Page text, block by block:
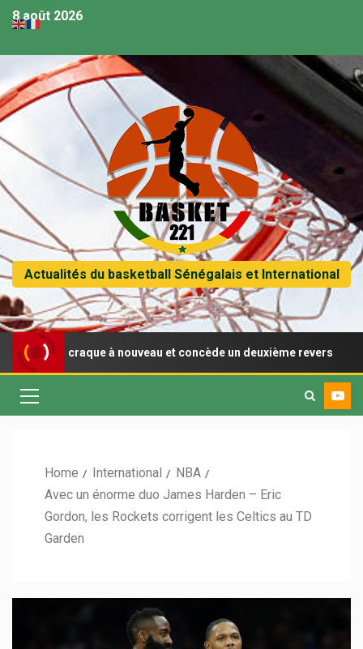
8 août 2026
Actualités du basketball Sénégalais et International
craque à nouveau et concède un deuxième revers
Home International
NBA
Avec un énorme duo James Harden – Eric
Gordon, les Rockets corrigent les Celtics au TD
Garden